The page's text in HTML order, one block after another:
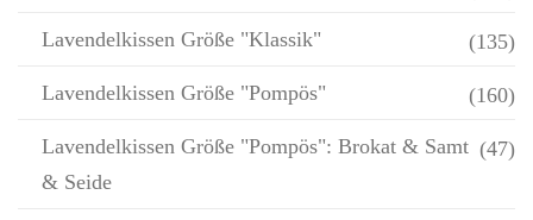
Lavendelkissen Größe "Klassik" (135)
Lavendelkissen Größe "Pompös" (160)
Lavendelkissen Größe "Pompös": Brokat & Samt
& Seide
(47)